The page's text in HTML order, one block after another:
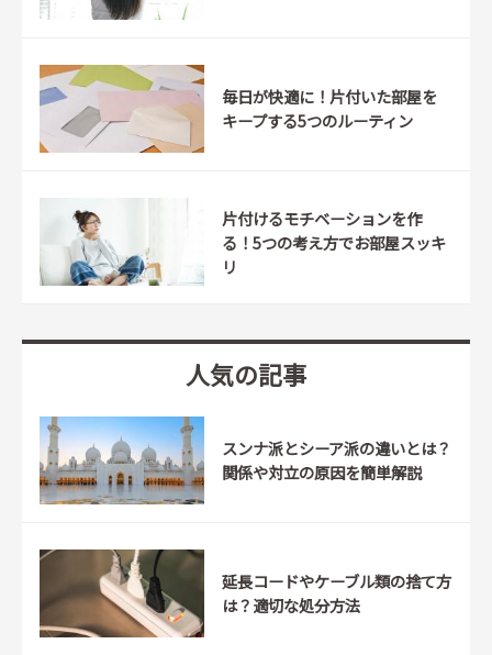
毎日が快適に！片付いた部屋を
キープする5つのルーティン
片付けるモチベーションを作
る！5つの考え方でお部屋スッキ
リ
人気の記事
スンナ派とシーア派の違いとは？
関係や対立の原因を簡単解説
延長コードやケーブル類の捨て方
は？適切な処分方法